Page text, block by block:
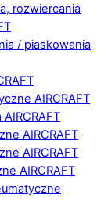
rozwiercania
/ piaskowania
AIRCRAFT
AIRCRAFT
AIRCRAFT
AIRCRAFT